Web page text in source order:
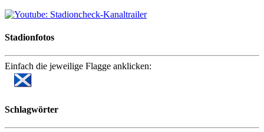
Stadionfotos
Einfach die jeweilige Flagge anklicken:
Schlagwörter